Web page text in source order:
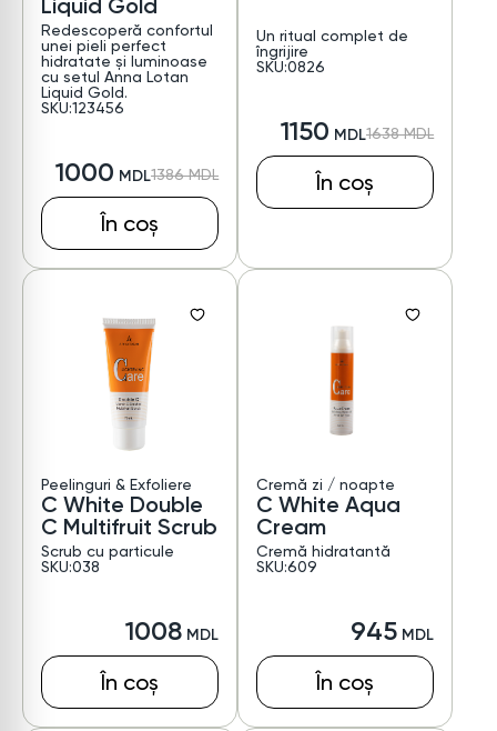
Liquid Gold
Redescoperă confortul
unei pieli perfect
hidratate și luminoase
cu setul Anna Lotan
Liquid Gold.
SKU:123456
1386
1000
În coș
Un ritual complet de
îngrijire
SKU:0826
1638
1150
În coș
Peelinguri & Exfoliere
C White Double
C Multifruit Scrub
Scrub cu particule
SKU:038
1008
În coș
Cremă zi / noapte
C White Aqua
Cream
Cremă hidratantă
SKU:609
945
În coș